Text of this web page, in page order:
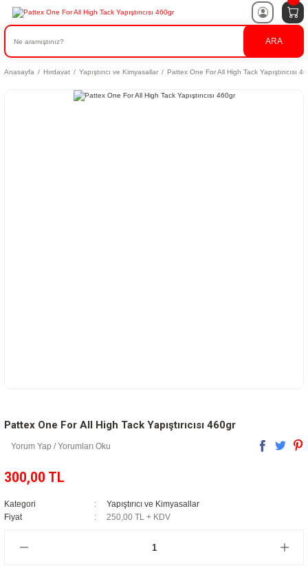
ARA
Anasayfa Hırdavat Yapıştırıcı ve Kimyasallar Pattex One For All High Tack Yapıştırıcısı
Pattex One For All High Tack Yapıştırıcısı 460gr
Yorum Yap / Yorumları Oku
300,00 TL
Kategori
Yapıştırıcı ve Kimyasallar
Fiyat
250,00 TL + KDV